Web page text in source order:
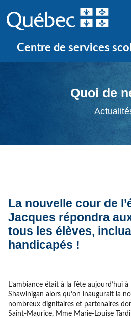
Centre de services
Quoi de
La nouvelle cour de
Jacques répondra
tous les élèves,
handicapés !
L’ambiance était à la fête aujourd’hui à
Shawinigan alors qu’on inaugurait la
nombreux dignitaires et partenaires
Saint-Maurice, Mme Marie-Louise